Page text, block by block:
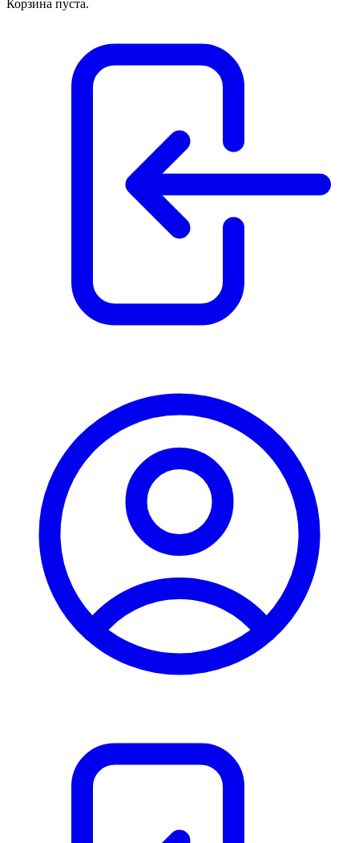
Корзина пуста.